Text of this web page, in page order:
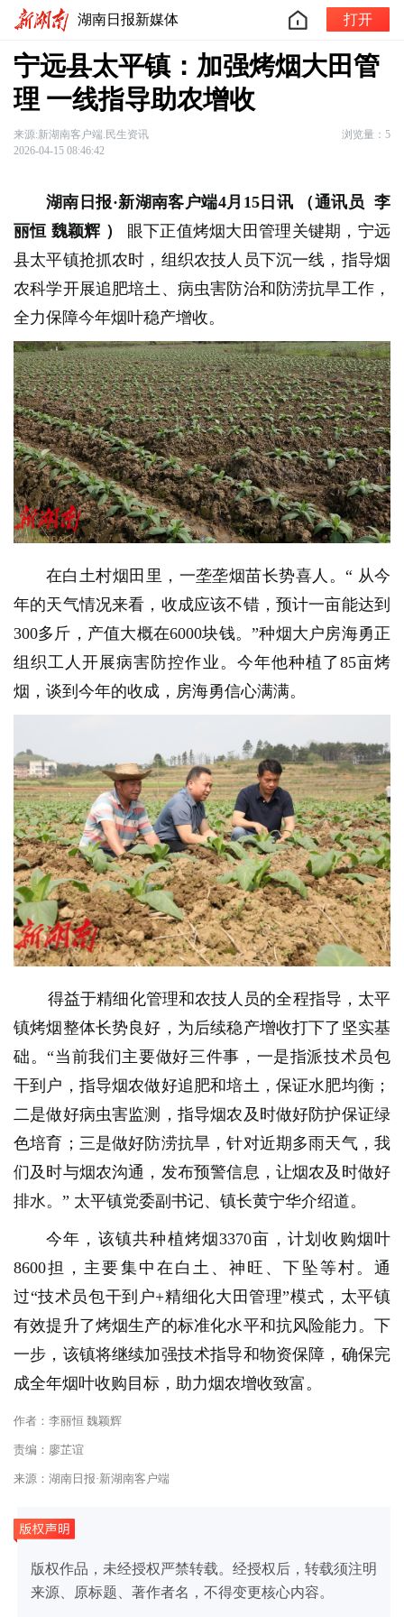
湖南日报新媒体 打开
宁远县太平镇：加强烤烟大田管
理 一线指导助农增收
来源:新湖南客户端.民生资讯
浏览量：5
2026-04-15 08:46:42
湖南日报·新湖南客户端4月15日讯 （通讯员
李
丽恒 魏颖辉 ）
眼下正值烤烟大田管理关键期，宁远
县太平镇抢抓农时，组织农技人员下沉一线，指导烟
农科学开展追肥培土、病虫害防治和防涝抗旱工作，
全力保障今年烟叶稳产增收。
在白土村烟田里，一垄垄烟苗长势喜人。“ 从今
年的天气情况来看，收成应该不错，预计一亩能达到
300多斤，产值大概在6000块钱。”种烟大户房海勇正
组织工人开展病害防控作业。今年他种植了85亩烤
烟，谈到今年的收成，房海勇信心满满。
​得益于精细化管理和农技人员的全程指导，太平
镇烤烟整体长势良好，为后续稳产增收打下了坚实基
础。“当前我们主要做好三件事，一是指派技术员包
干到户，指导烟农做好追肥和培土，保证水肥均衡；
二是做好病虫害监测，指导烟农及时做好防护保证绿
色培育；三是做好防涝抗旱，针对近期多雨天气，我
们及时与烟农沟通，发布预警信息，让烟农及时做好
排水。” 太平镇党委副书记、镇长黄宁华介绍道。
今年，该镇共种植烤烟3370亩，计划收购烟叶
8600担，主要集中在白土、神旺、下坠等村。通
过“技术员包干到户+精细化大田管理”模式，太平镇
有效提升了烤烟生产的标准化水平和抗风险能力。下
一步，该镇将继续加强技术指导和物资保障，确保完
成全年烟叶收购目标，助力烟农增收致富。
作者：李丽恒 魏颖辉
责编：廖芷谊
来源：湖南日报·新湖南客户端
版权作品，未经授权严禁转载。经授权后，转载须注明
来源、原标题、著作者名，不得变更核心内容。